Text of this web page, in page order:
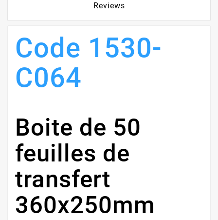
Reviews
Code 1530-
C064
Boite de 50
feuilles de
transfert
360x250mm